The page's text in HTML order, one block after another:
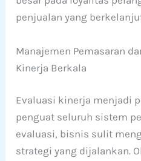
penjualan yang
Manajemen Pemasaran
Kinerja Berkala
Evaluasi kinerja menjadi
penguat seluruh sistem
evaluasi, bisnis sulit
strategi yang dijalankan.